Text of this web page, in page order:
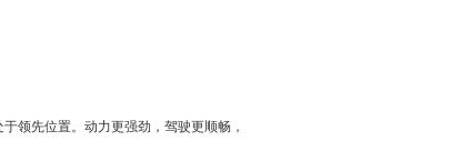
于领先位置。动力更强劲，驾驶更顺畅，